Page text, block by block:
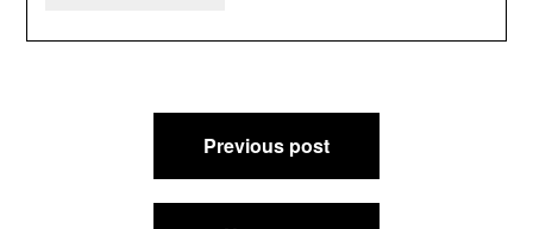
Beitragsnavigation
Previous post